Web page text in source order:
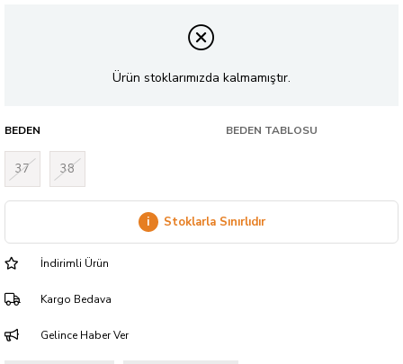
Ürün stoklarımızda kalmamıştır.
BEDEN BEDEN TABLOSU
37 38
i Stoklarla Sınırlıdır
İndirimli Ürün
Kargo Bedava
Gelince Haber Ver